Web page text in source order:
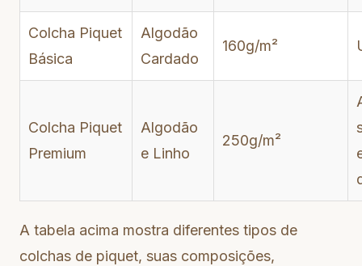
Colcha Piquet
Básica
Algodão
Cardado
160g/m²
Colcha Piquet
Premium
Algodão
e Linho
250g/m²
A tabela acima mostra diferentes tipos de
colchas de piquet, suas composições,